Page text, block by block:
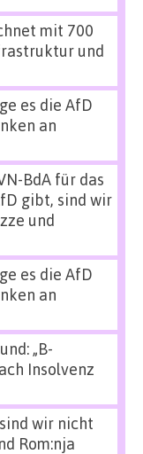
mit 700
und
es die AfD
an
BdA für das
gibt, sind wir
und
es die AfD
an
„B-
Insolvenz
wir nicht
Rom:nja